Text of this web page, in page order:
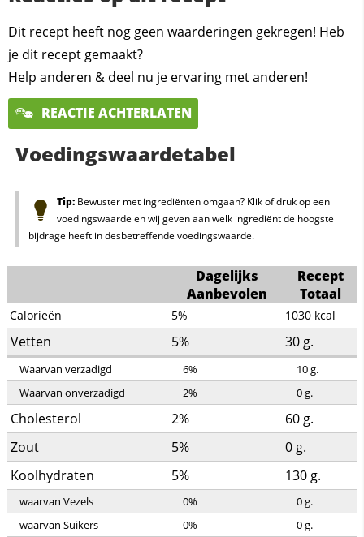
Dit recept heeft nog geen waarderingen gekregen! Heb
je dit recept gemaakt?
Help anderen & deel nu je ervaring met anderen!
REACTIE ACHTERLATEN
Voedingswaardetabel
Tip:Bewuster met ingrediënten omgaan? Klik of druk op een
voedingswaarde en wij geven aan welk ingrediënt de hoogste
bijdrage heeft in desbetreffende voedingswaarde.
Dagelijks
Aanbevolen
Recept
Totaal
Calorieën 5% 1030 kcal
Vetten 5% 30 g.
Waarvan verzadigd 6% 10g.
Waarvan onverzadigd
2% 0g.
Cholesterol 2% 60 g.
Zout
5% 0 g.
Koolhydraten
5% 130 g.
waarvan Vezels 0% 0g.
waarvan Suikers
0% 0g.